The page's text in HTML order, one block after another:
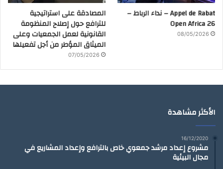
Appel de Rabat – نداء الرباط –
Open Africa 26
08/05/2026
المصادقة على استراتيجية
للترافع حول إصلاح المنظومة
القانونية لعمل الجمعيات وعلى
الميثاق المؤطر من أجل تفعيلها
07/05/2026
الأكثر مشاهدة
16/12/2020
مشروع إعداد مرشد جمعوي خاص بالترافع وإعداد المشاريع في
مجال البيئية